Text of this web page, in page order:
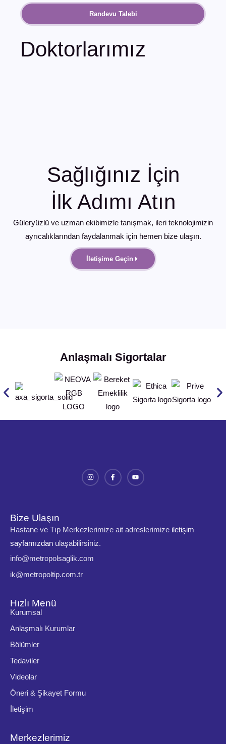
Randevu Talebi
Doktorlarımız
Sağlığınız İçin
İlk Adımı Atın
Güleryüzlü ve uzman ekibimizle tanışmak, ileri teknolojimizin
ayrıcalıklarından faydalanmak için hemen bize ulaşın.
İletişime Geçin
Anlaşmalı Sigortalar
Bize Ulaşın
Hastane ve Tıp Merkezlerimize ait adreslerimize iletişim
sayfamızdan ulaşabilirsiniz.
info@metropolsaglik.com
ik@metropoltip.com.tr
Hızlı Menü
Kurumsal
Anlaşmalı Kurumlar
Bölümler
Tedaviler
Videolar
Öneri & Şikayet Formu
İletişim
Merkezlerimiz